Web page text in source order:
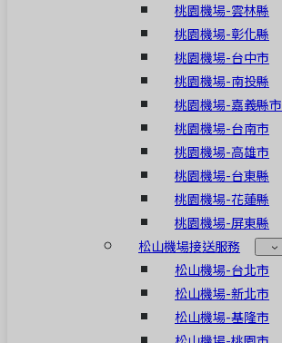
桃園機場-雲林縣
桃園機場-彰化縣
桃園機場-台中市
桃園機場-南投縣
桃園機場-嘉義縣市
桃園機場-台南市
桃園機場-高雄市
桃園機場-台東縣
桃園機場-花蓮縣
桃園機場-屏東縣
松山機場接送服務
松山機場-台北市
松山機場-新北市
松山機場-基隆市